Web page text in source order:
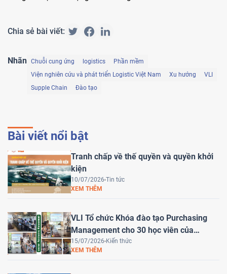
Chia sẻ bài viết:
Nhãn Chuỗi cung ứng logistics
Phần mềm
Viện nghiên cứu và phát triển Logistic Việt Nam
Xu hướng
VLI
Supple Chain
Đào tạo
Bài viết nổi bật
Tranh chấp về thế quyền và quyền khởi
kiện
10/07/2026 Tin tức
XEM THÊM
VLI Tổ chức Khóa đào tạo Purchasing
Management cho 30 học viên của
HEINEKEN Việt Nam
15/07/2026 Kiến thức
XEM THÊM